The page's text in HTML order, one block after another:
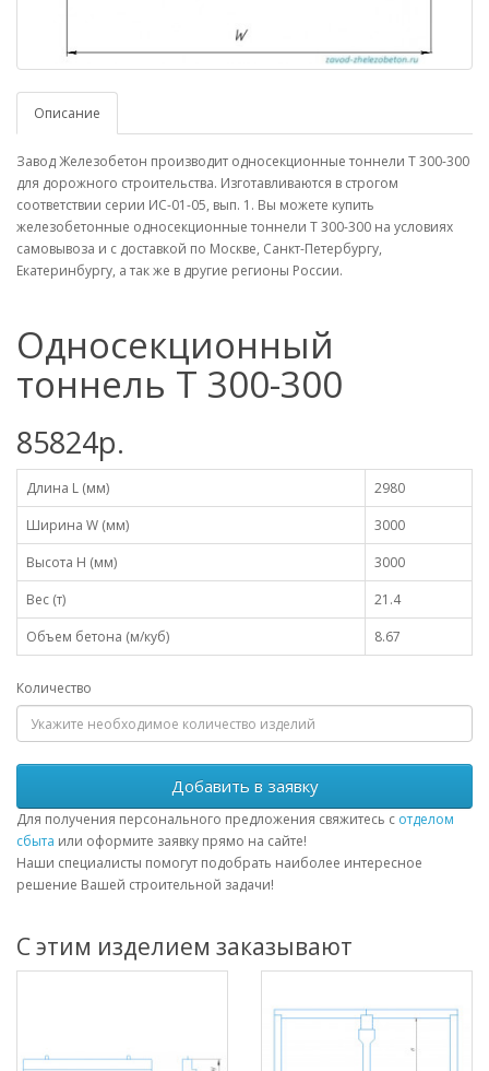
Описание
Завод Железобетон производит односекционные тоннели Т 300-300
для дорожного строительства. Изготавливаются в строгом
соответствии серии ИС-01-05, вып. 1. Вы можете купить
железобетонные односекционные тоннели Т 300-300 на условиях
самовывоза и с доставкой по Москве, Санкт-Петербургу,
Екатеринбургу, а так же в другие регионы России.
Односекционный
тоннель Т 300-300
85824р.
Длина L (мм)
2980
Ширина W (мм)
3000
Высота H (мм)
3000
Вес (т)
21.4
Объем бетона (м/куб)
8.67
Количество
Добавить в заявку
Для получения персонального предложения свяжитесь с отделом
сбыта или оформите заявку прямо на сайте!
Наши специалисты помогут подобрать наиболее интересное
решение Вашей строительной задачи!
С этим изделием заказывают